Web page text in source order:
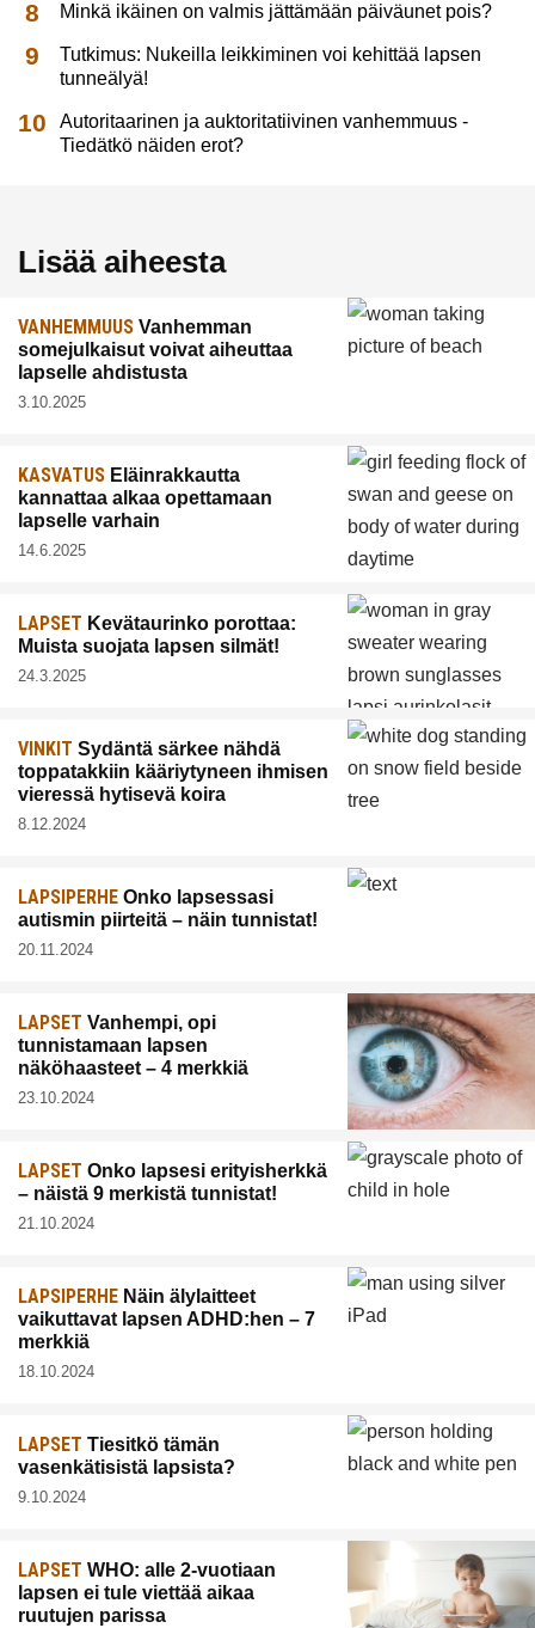
Minkä ikäinen on valmis jättämään päiväunet pois?
Tutkimus: Nukeilla leikkiminen voi kehittää lapsen
tunneälyä!
Autoritaarinen ja auktoritatiivinen vanhemmuus -
Tiedätkö näiden erot?
Lisää aiheesta
VANHEMMUUS Vanhemman
somejulkaisut voivat aiheuttaa
lapselle ahdistusta
3.10.2025
KASVATUS Eläinrakkautta
kannattaa alkaa opettamaan
lapselle varhain
14.6.2025
LAPSET Kevätaurinko porottaa:
Muista suojata lapsen silmät!
24.3.2025
VINKIT Sydäntä särkee nähdä
toppatakkiin kääriytyneen ihmisen
vieressä hytisevä koira
8.12.2024
LAPSIPERHE Onko lapsessasi
autismin piirteitä – näin tunnistat!
20.11.2024
LAPSET Vanhempi, opi
tunnistamaan lapsen
näköhaasteet – 4 merkkiä
23.10.2024
LAPSET Onko lapsesi erityisherkkä
– näistä 9 merkistä tunnistat!
21.10.2024
LAPSIPERHE Näin älylaitteet
vaikuttavat lapsen ADHD:hen – 7
merkkiä
18.10.2024
LAPSET Tiesitkö tämän
vasenkätisistä lapsista?
9.10.2024
LAPSET WHO: alle 2-vuotiaan
lapsen ei tule viettää aikaa
ruutujen parissa